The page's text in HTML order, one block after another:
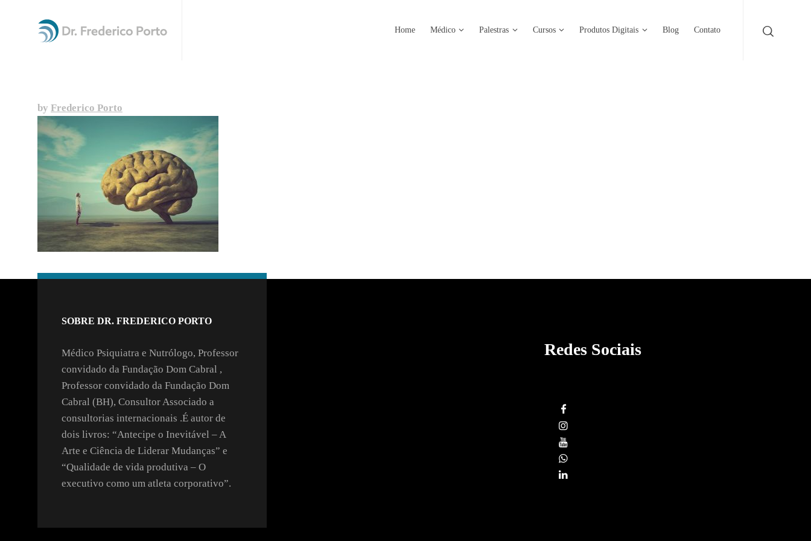
Home Médico Palestras Cursos Produtos Digitais Blog Contato
by Frederico Porto
SOBRE DR. FREDERICO PORTO
Médico Psiquiatra e Nutrólogo, Professor
convidado da Fundação Dom Cabral ,
Professor convidado da Fundação Dom
Cabral (BH), Consultor Associado a
consultorias internacionais .É autor de
dois livros: “Antecipe o Inevitável – A
Arte e Ciência de Liderar Mudanças” e
“Qualidade de vida produtiva – O
executivo como um atleta corporativo”.
Redes Sociais